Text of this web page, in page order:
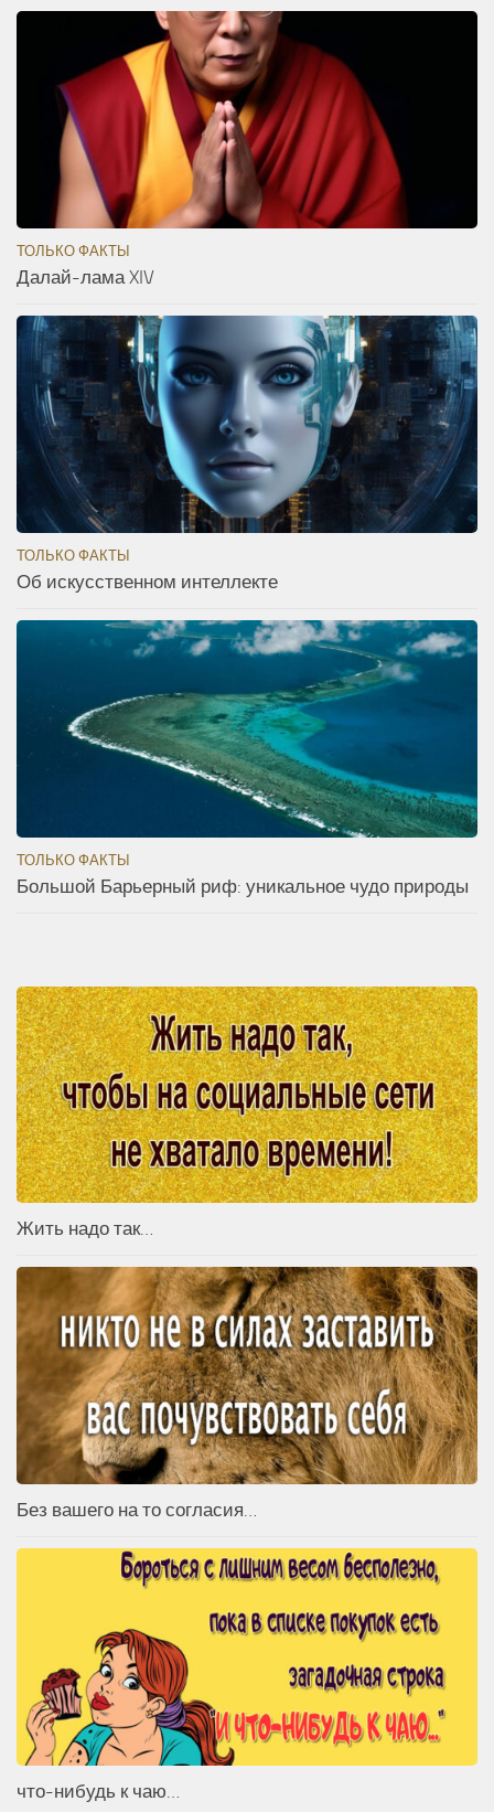
ТОЛЬКО ФАКТЫ
Далай-лама XIV
ТОЛЬКО ФАКТЫ
Об искусственном интеллекте
ТОЛЬКО ФАКТЫ
Большой Барьерный риф: уникальное чудо природы
Жить надо так…
Без вашего на то согласия…
что-нибудь к чаю…